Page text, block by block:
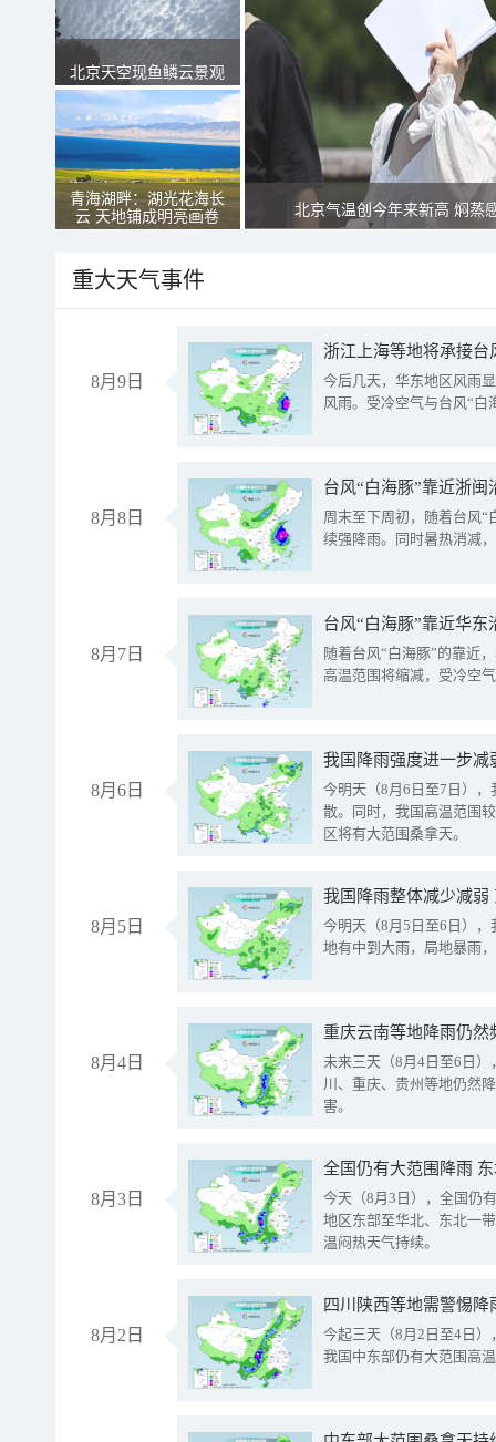
北京天空现鱼鳞云景观
青海湖畔：湖光花海长
云 天地铺成明亮画卷
北京气温创今年来新高 焖蒸
重大天气事件
8月9日
浙江上海等地将承接台
今后几天，华东地区风雨
风雨。受冷空气与台风“白
8月8日
台风“白海豚”靠近浙
周末至下周初，随着台风“
续强降雨。同时暑热消减
8月7日
台风“白海豚”靠近华
随着台风“白海豚”的靠近
高温范围将缩减，受冷空
8月6日
今明天（8月6日至7日）
散。同时，我国高温范围
区将有大范围桑拿天。
8月5日
我国降雨整体减少减弱
今明天（8月5日至6日）
地有中到大雨，局地暴雨
8月4日
重庆云南等地降雨仍然
未来三天（8月4日至6日
川、重庆、贵州等地仍然
害。
8月3日
全国仍有大范围降雨
今天（8月3日），全国仍
地区东部至华北、东北一
温闷热天气持续。
8月2日
今起三天（8月2日至4日
我国中东部仍有大范围高